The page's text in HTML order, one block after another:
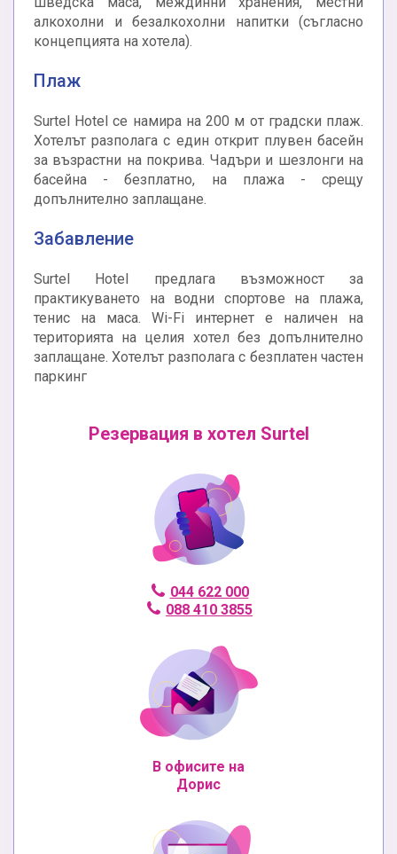
алкохолни и безалкохолни напитки (съгласно
концепцията на хотела).
Плаж
Surtel Hotel се намира на 200 м от градски плаж.
Хотелът разполага с един открит плувен басейн
за възрастни на покрива. Чадъри и шезлонги на
басейна - безплатно, на плажа - срещу
допълнително заплащане.
Забавление
Surtel Hotel предлага възможност за
практикуването на водни спортове на плажа,
тенис на маса. Wi-Fi интернет е наличен на
територията на целия хотел без допълнително
заплащане. Хотелът разполага с безплатен частен
паркинг
Резервация в хотел Surtel
044 622 000
088 410 3855
В офисите на
Дорис